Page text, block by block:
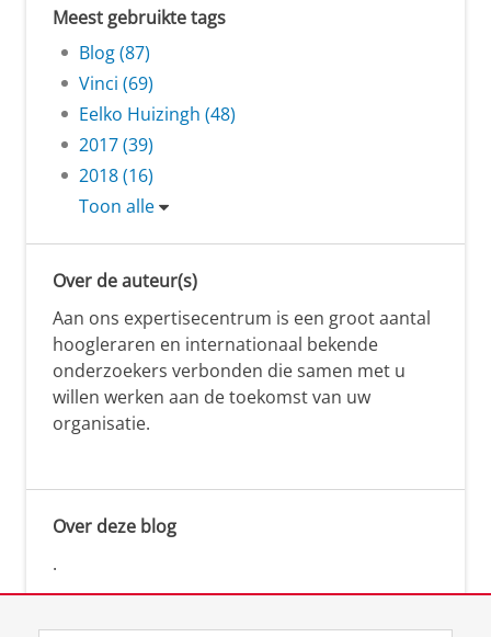
Meest gebruikte tags
Blog (87)
Vinci (69)
Eelko Huizingh (48)
2017 (39)
2018 (16)
Toon alle
Over de auteur(s)
Aan ons expertisecentrum is een groot aantal
hoogleraren en internationaal bekende
onderzoekers verbonden die samen met u
willen werken aan de toekomst van uw
organisatie.
Over deze blog
.